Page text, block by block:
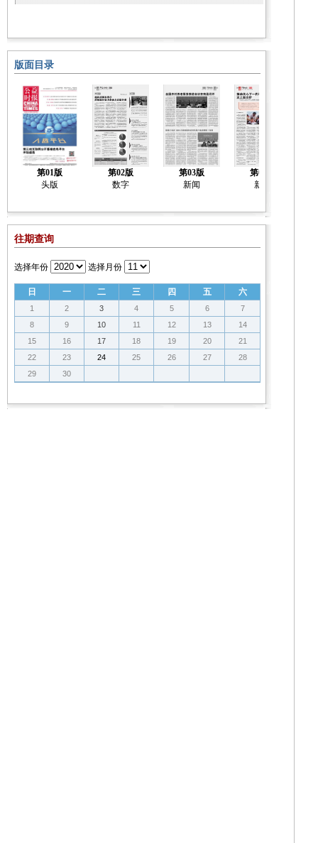
版面目录
第01版
头版
第02版
数字
第03版
新闻
第04版
新闻
往期查询
选择年份 选择月份
日 一 二 三 四 五 六
1 2 3 4 5 6
7
8
9 10 11 12 13
14
15
16 17 18 19 20
21
22
23 24 25 26 27
28
29
30